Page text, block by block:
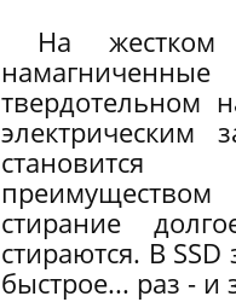
На
твердотельном
электрическим
стирание
стираются. В
быстрое... раз - и